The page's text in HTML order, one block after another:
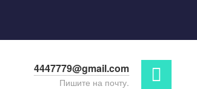
4447779@gmail.com
Пишите на почту.